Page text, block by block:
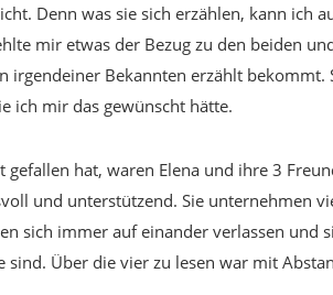
Denn was sie sich erzählen, kann ich
mir etwas der Bezug zu den beiden
irgendeiner Bekannten erzählt
ich mir das gewünscht hätte.
gefallen hat, waren Elena und ihre 3
und unterstützend. Sie unternehmen
sich immer auf einander verlassen und
sind. Über die vier zu lesen war mit